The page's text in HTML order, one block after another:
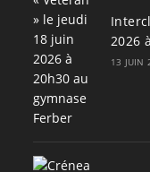
2026
13 JUIN